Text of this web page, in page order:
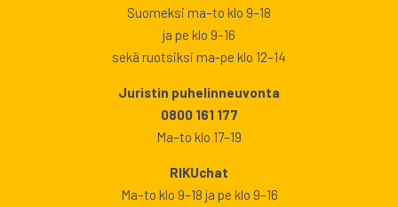
Suomeksi ma–to klo 9–18
ja pe klo 9–16
sekä ruotsiksi ma-pe klo 12–14
Juristin puhelinneuvonta
0800 161 177
Ma–to klo 17–19
RIKUchat
Ma–to klo 9–18 ja pe klo 9–16